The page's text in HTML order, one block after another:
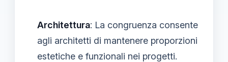
Architettura: La congruenza consente
agli architetti di mantenere proporzioni
estetiche e funzionali nei progetti.